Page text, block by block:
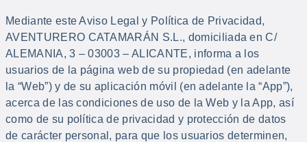
Mediante este Aviso Legal y Política de Privacidad,
AVENTURERO CATAMARÁN S.L., domiciliada en C/
ALEMANIA, 3 – 03003 – ALICANTE, informa a los
usuarios de la página web de su propiedad (en adelante
la “Web”) y de su aplicación móvil (en adelante la “App”),
acerca de las condiciones de uso de la Web y la App, así
como de su política de privacidad y protección de datos
de carácter personal, para que los usuarios determinen,